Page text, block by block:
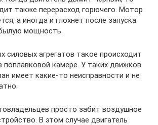
также перерасход горючего. Мотор
а иногда и глохнет после запуска.
мощность.
силовых агрегатов такое происходит
поплавковой камере. У таких движков
имеет какие-то неисправности и не
просто забит воздушное
В этом случае двигатель